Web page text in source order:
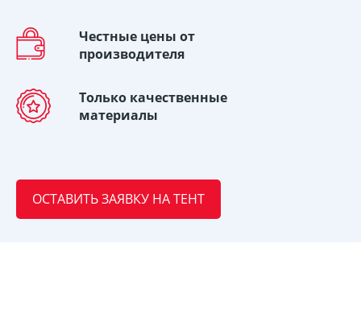
Честные цены от
производителя
Только качественные
материалы
ОСТАВИТЬ ЗАЯВКУ НА ТЕНТ